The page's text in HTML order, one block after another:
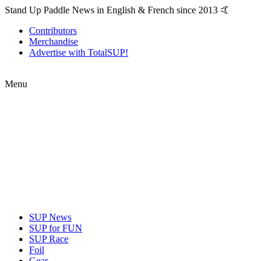
Stand Up Paddle News in English & French since 2013 🤙
Contributors
Merchandise
Advertise with TotalSUP!
Menu
SUP News
SUP for FUN
SUP Race
Foil